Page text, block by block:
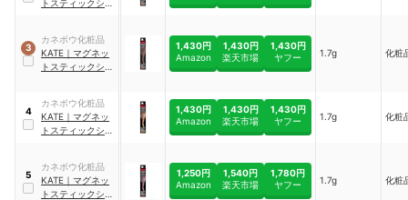
トスティックシャ
3
カネボウ化粧品
KATE ｜ マグネッ
トスティックシャ
1,430円
Amazon
1,430円
楽天市場
1,430円
ヤフー
1.7g 化粧
4
カネボウ化粧品
KATE ｜ マグネッ
トスティックシャ
1,430円
Amazon
1,430円
楽天市場
1,430円
ヤフー
1.7g 化粧
5
カネボウ化粧品
KATE ｜ マグネッ
トスティックシャ
1,250円
Amazon
1,540円
楽天市場
1,780円
ヤフー
1.7g 化粧